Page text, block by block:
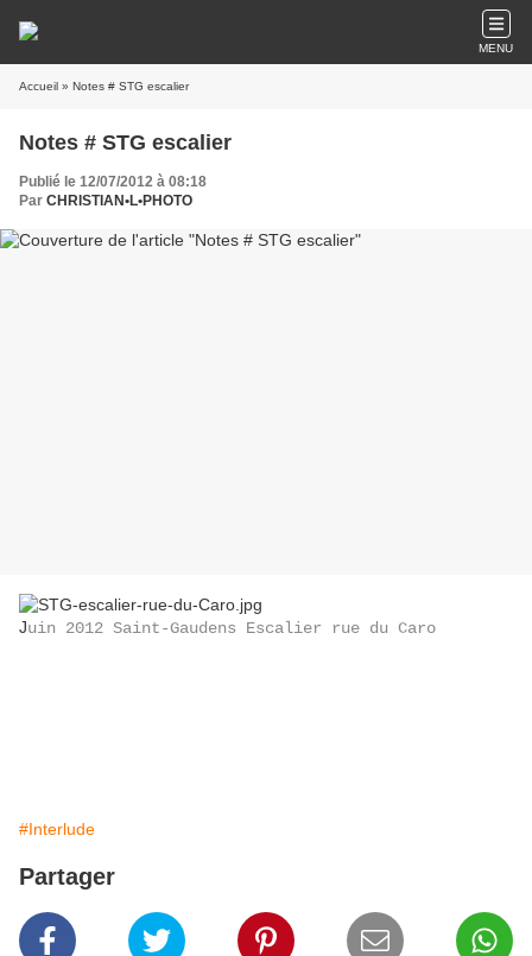
MENU
Accueil » Notes # STG escalier
Notes # STG escalier
Publié le 12/07/2012 à 08:18
Par CHRISTIAN•L•PHOTO
Juin 2012 Saint-Gaudens Escalier rue du Caro
#Interlude
Partager